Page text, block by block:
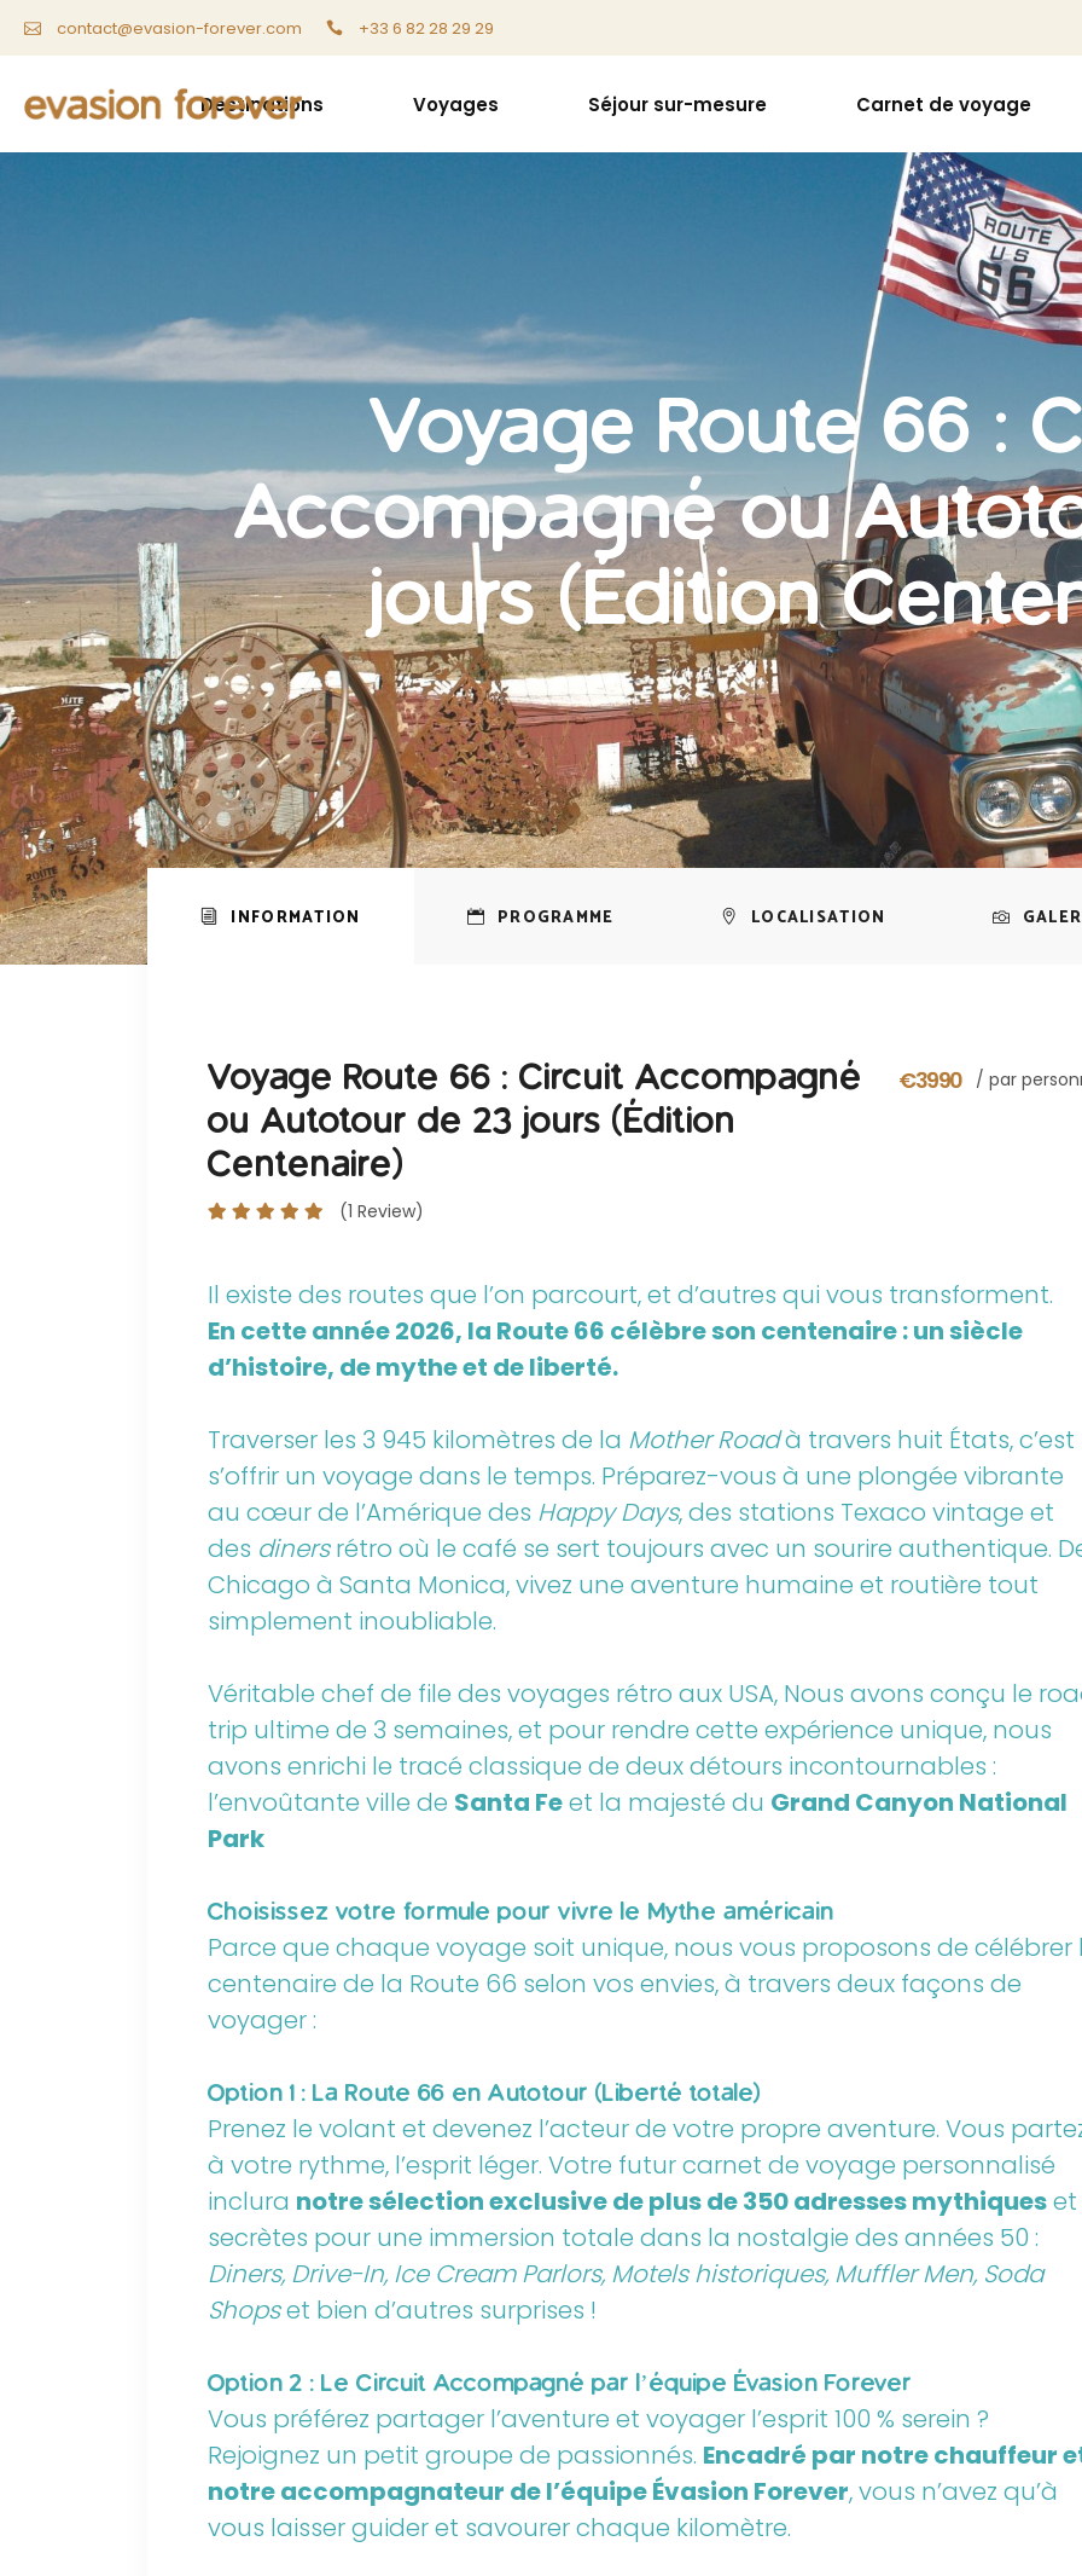
contact@evasion-forever.com +33 6 82 28 29 29
Destinations Voyages Séjour sur-mesure Carnet de voyage
Voyage Route 66 :
Accompagné ou
jours (Édition
INFORMATION PROGRAMME LOCALISATION
Voyage Route 66 : Circuit Accompagné
ou Autotour de 23 jours (Édition
Centenaire)
€3990 / par
(1 Review)
Il existe des routes que l’on parcourt, et d’autres qui vous transforment.
En cette année 2026, la Route 66 célèbre son centenaire : un siècle
d’histoire, de mythe et de liberté.
Traverser les 3 945 kilomètres de la Mother Roadà travers huit États, c’est
s’offrir un voyage dans le temps. Préparez-vous à une plongée vibrante
au cœur de l’Amérique des Happy Days, des stations Texaco vintage et
des dinersrétro où le café se sert toujours avec un sourire authentique.
Chicago à Santa Monica, vivez une aventure humaine et routière tout
simplement inoubliable.
Véritable chef de file des voyages rétro aux USA, Nous avons conçu le
trip ultime de 3 semaines, et pour rendre cette expérience unique, nous
avons enrichi le tracé classique de deux détours incontournables :
l’envoûtante ville de Santa Feet la majesté du Grand Canyon National
Park
Choisissez votre formule pour vivre le Mythe américain
Parce que chaque voyage soit unique, nous vous proposons de célébrer
centenaire de la Route 66 selon vos envies, à travers deux façons de
voyager :
Option 1 : La Route 66 en Autotour (Liberté totale)
Prenez le volant et devenez l’acteur de votre propre aventure. Vous
à votre rythme, l’esprit léger. Votre futur carnet de voyage personnalisé
inclura notre sélection exclusive de plus de 350 adresses mythiqueset
secrètes pour une immersion totale dans la nostalgie des années 50 :
Diners, Drive-In, Ice Cream Parlors, Motels historiques, Muffler Men, Soda
Shopset bien d’autres surprises !
Option 2 : Le Circuit Accompagné par l’équipe Évasion Forever
Vous préférez partager l’aventure et voyager l’esprit 100 % serein ?
Rejoignez un petit groupe de passionnés. Encadré par notre chauffeur
notre accompagnateur de l’équipe Évasion Forever, vous n’avez qu’à
vous laisser guider et savourer chaque kilomètre.